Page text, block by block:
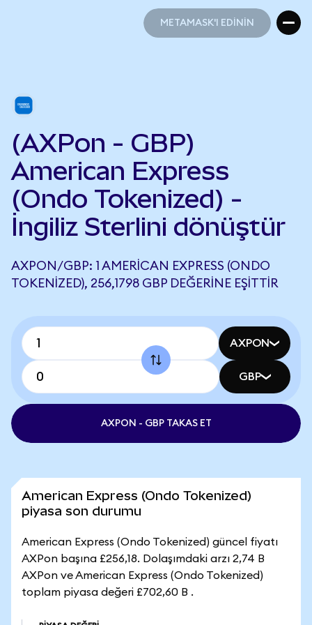
METAMASK'I EDİNİN
(AXPon - GBP)
American Express
(Ondo Tokenized) -
İngiliz Sterlini dönüştür
AXPON/GBP: 1 AMERICAN EXPRESS (ONDO
TOKENIZED), 256,1798 GBP DEĞERINE EŞITTIR
AXPON
GBP
AXPON - GBP TAKAS ET
American Express (Ondo Tokenized)
piyasa son durumu
American Express (Ondo Tokenized) güncel fiyatı
AXPon başına £256,18. Dolaşımdaki arzı 2,74 B
AXPon ve American Express (Ondo Tokenized)
toplam piyasa değeri £702,60 B .